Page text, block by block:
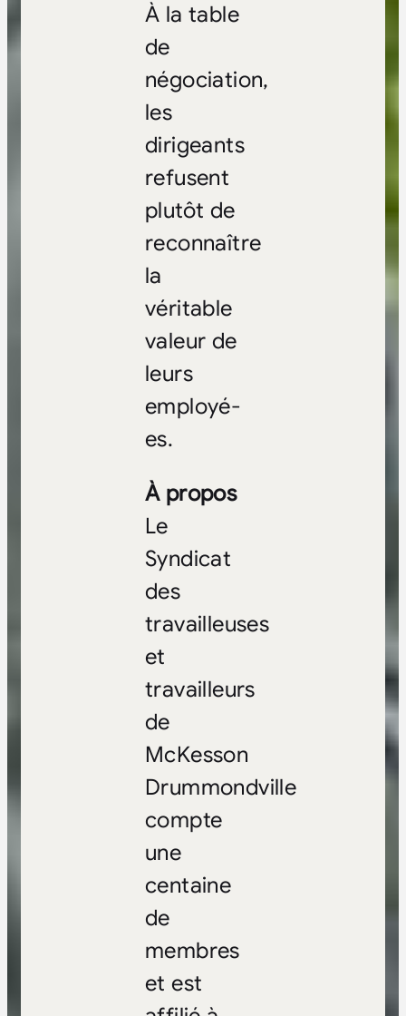
À la table
de
négociation,
les
dirigeants
refusent
plutôt de
reconnaître
la
véritable
valeur de
leurs
employé-
es.
À propos
Le
Syndicat
des
travailleuses
et
travailleurs
de
McKesson
Drummondville
compte
une
centaine
de
membres
et est